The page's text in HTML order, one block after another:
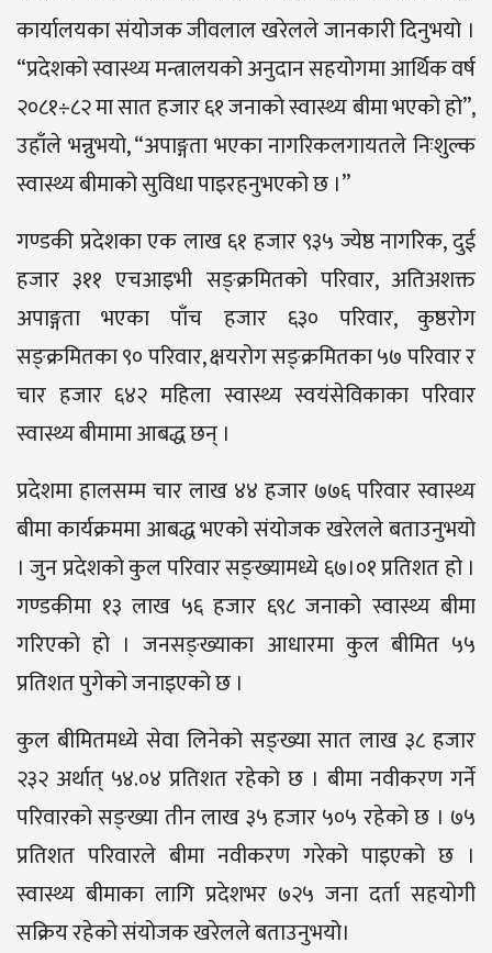
कार्यालयका संयोजक जीवलाल खरेलले जानकारी दिनुभयो ।
“प्रदेशको स्वास्थ्य मन्त्रालयको अनुदान सहयोगमा आर्थिक वर्ष
२०८१÷८२ मा सात हजार ६१ जनाको स्वास्थ्य बीमा भएको हो”,
उहाँले भन्नुभयो, “अपाङ्गता भएका नागरिकलगायतले निःशुल्क
स्वास्थ्य बीमाको सुविधा पाइरहनुभएको छ ।”
गण्डकी प्रदेशका एक लाख ६१ हजार ९३५ ज्येष्ठ नागरिक, दुई
हजार ३११ एचआइभी सङ्क्रमितको परिवार, अतिअशक्त
अपाङ्गता भएका पाँच हजार ६३० परिवार, कुष्ठरोग
सङ्क्रमितका ९० परिवार, क्षयरोग सङ्क्रमितका ५७ परिवार र
चार हजार ६४२ महिला स्वास्थ्य स्वयंसेविकाका परिवार
स्वास्थ्य बीमामा आबद्ध छन् ।
प्रदेशमा हालसम्म चार लाख ४४ हजार ७७६ परिवार स्वास्थ्य
बीमा कार्यक्रममा आबद्ध भएको संयोजक खरेलले बताउनुभयो
। जुन प्रदेशको कुल परिवार सङ्ख्यामध्ये ६७।०१ प्रतिशत हो ।
गण्डकीमा १३ लाख ५६ हजार ६९८ जनाको स्वास्थ्य बीमा
गरिएको हो । जनसङ्ख्याका आधारमा कुल बीमित ५५
प्रतिशत पुगेको जनाइएको छ ।
कुल बीमितमध्ये सेवा लिनेको सङ्ख्या सात लाख ३८ हजार
२३२ अर्थात् ५४.०४ प्रतिशत रहेको छ । बीमा नवीकरण गर्ने
परिवारको सङ्ख्या तीन लाख ३५ हजार ५०५ रहेको छ । ७५
प्रतिशत परिवारले बीमा नवीकरण गरेको पाइएको छ ।
स्वास्थ्य बीमाका लागि प्रदेशभर ७२५ जना दर्ता सहयोगी
सक्रिय रहेको संयोजक खरेलले बताउनुभयो।